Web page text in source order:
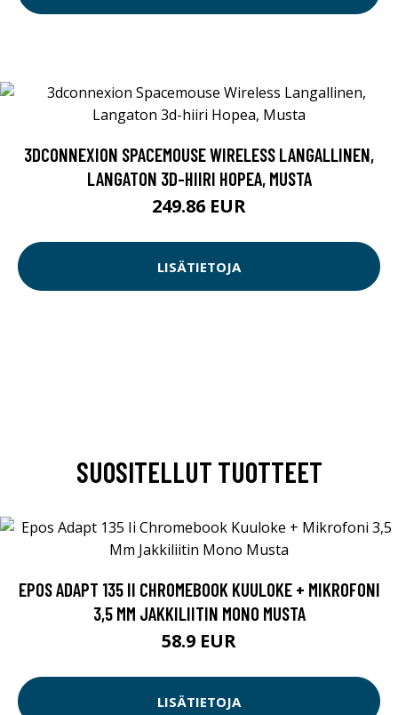
3DCONNEXION SPACEMOUSE WIRELESS LANGALLINEN,
LANGATON 3D-HIIRI HOPEA, MUSTA
249.86 EUR
LISÄTIETOJA
SUOSITELLUT TUOTTEET
EPOS ADAPT 135 II CHROMEBOOK KUULOKE + MIKROFONI
3,5 MM JAKKILIITIN MONO MUSTA
58.9 EUR
LISÄTIETOJA